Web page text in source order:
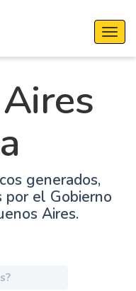
generados,
por el Gobierno
Aires.